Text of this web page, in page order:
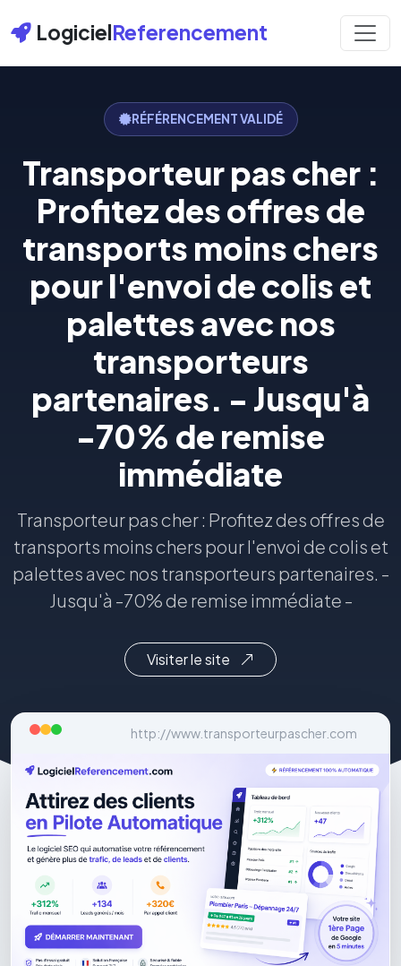
LogicielReferencement
RÉFÉRENCEMENT VALIDÉ
Transporteur pas cher :
Profitez des offres de
transports moins chers
pour l'envoi de colis et
palettes avec nos
transporteurs
partenaires. - Jusqu'à
-70% de remise
immédiate
Transporteur pas cher : Profitez des offres de
transports moins chers pour l'envoi de colis et
palettes avec nos transporteurs partenaires. -
Jusqu'à -70% de remise immédiate -
Visiter le site
http://www.transporteurpascher.com